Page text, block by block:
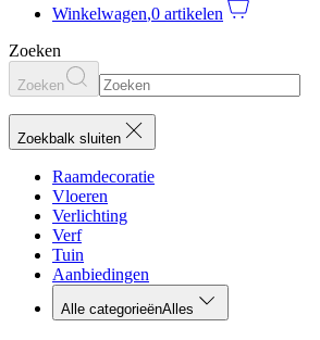
Winkelwagen,0 artikelen
Zoeken
Zoeken
Zoekbalk sluiten
Raamdecoratie
Vloeren
Verlichting
Verf
Tuin
Aanbiedingen
Alle categorieënAlles